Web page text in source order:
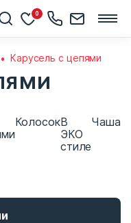
0
Карусель с цепями
КолосокВ
ЭКО
стиле
Чаша